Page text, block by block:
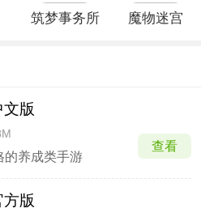
筑梦事务所
魔物迷宫
版
的养成类手游
查看
版